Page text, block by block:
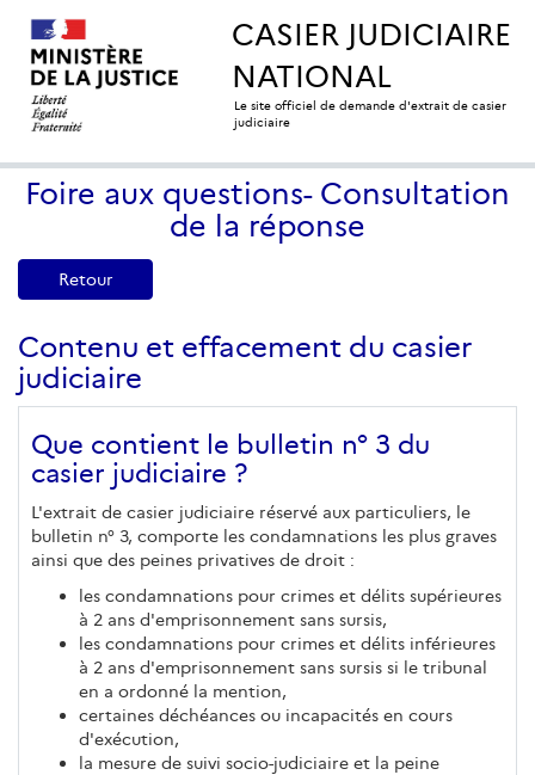
CASIER JUDICIAIRE
NATIONAL
Le site officiel de demande d'extrait de casier
judiciaire
Foire aux questions- Consultation
de la réponse
Retour
Contenu et effacement du casier
judiciaire
Que contient le bulletin n° 3 du
casier judiciaire ?
L'extrait de casier judiciaire réservé aux particuliers, le
bulletin n° 3, comporte les condamnations les plus graves
ainsi que des peines privatives de droit :
les condamnations pour crimes et délits supérieures
à 2 ans d'emprisonnement sans sursis,
les condamnations pour crimes et délits inférieures
à 2 ans d'emprisonnement sans sursis si le tribunal
en a ordonné la mention,
certaines déchéances ou incapacités en cours
d'exécution,
la mesure de suivi socio-judiciaire et la peine